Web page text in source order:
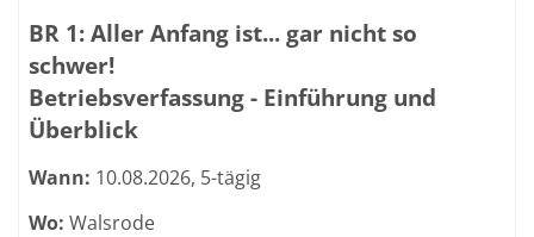
BR 1: Aller Anfang ist... gar nicht so
schwer!
Betriebsverfassung - Einführung und
Überblick
Wann: 10.08.2026, 5-tägig
Wo: Walsrode